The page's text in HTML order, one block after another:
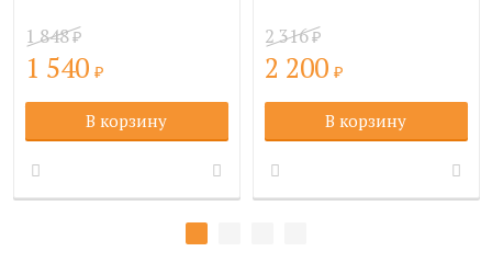
1 848₽
1 540₽
В корзину
2 316₽
2 200₽
В корзину